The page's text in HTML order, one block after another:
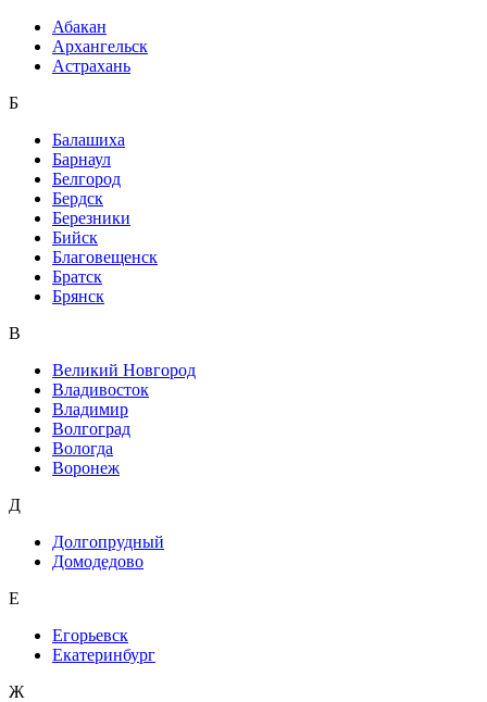
Абакан
Архангельск
Астрахань
Б
Балашиха
Барнаул
Белгород
Бердск
Березники
Бийск
Благовещенск
Братск
Брянск
В
Великий Новгород
Владивосток
Владимир
Волгоград
Вологда
Воронеж
Д
Долгопрудный
Домодедово
Е
Егорьевск
Екатеринбург
Ж